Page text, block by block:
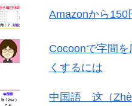
Amazonから150
Cocoonで字間
くするには
中国語 这（